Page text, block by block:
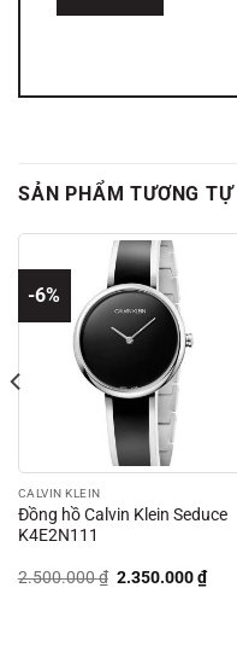
SẢN PHẨM TƯƠNG TỰ
-6%
CALVIN KLEIN
Đồng hồ Calvin Klein Seduce
K4E2N111
2.500.000₫ Giá
2.350.000₫Giá
hiện